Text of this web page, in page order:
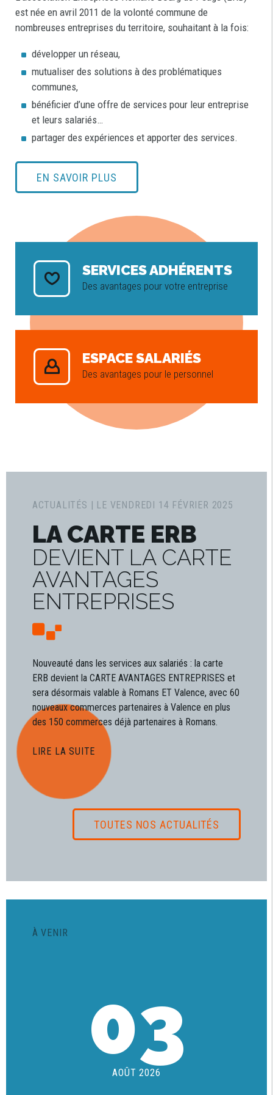
est née en avril 2011 de la volonté commune de
nombreuses entreprises du territoire, souhaitant à la fois:
développer un réseau,
mutualiser des solutions à des problématiques
communes,
bénéficier d’une offre de services pour leur entreprise
et leurs salariés…
partager des expériences et apporter des services.
EN SAVOIR PLUS
SERVICES ADHÉRENTS
Des avantages pour votre entreprise
ESPACE SALARIÉS
Des avantages pour le personnel
ACTUALITÉS | LE VENDREDI 14 FÉVRIER 2025
LA CARTE ERB
DEVIENT LA CARTE
AVANTAGES
ENTREPRISES
Nouveauté dans les services aux salariés : la carte
ERB devient la CARTE AVANTAGES ENTREPRISES et
sera désormais valable à Romans ET Valence, avec 60
nouveaux commerces partenaires à Valence en plus
des 150 commerces déjà partenaires à Romans.
LIRE LA SUITE
TOUTES NOS ACTUALITÉS
À VENIR
03
AOÛT 2026